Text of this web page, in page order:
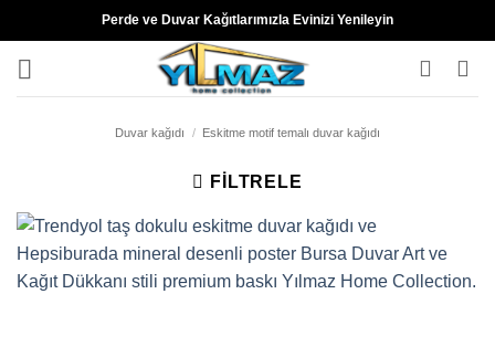
atla
Perde ve Duvar Kağıtlarımızla Evinizi Yenileyin
Duvar kağıdı / Eskitme motif temalı duvar kağıdı
FILTRELE